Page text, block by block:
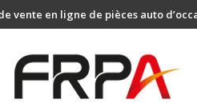
vente en ligne de pièces auto